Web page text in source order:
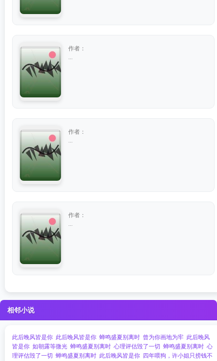
作者：
作者：
作者：
相邻小说
此后晚风皆是你 此后晚风皆是你 蝉鸣盛夏别离时 曾为你画地为牢 此后晚风
皆是你 如朝露等微光 蝉鸣盛夏别离时 心理评估毁了一切 蝉鸣盛夏别离时 心
理评估毁了一切 蝉鸣盛夏别离时 此后晚风皆是你 四年喂狗，许小姐只捞钱不